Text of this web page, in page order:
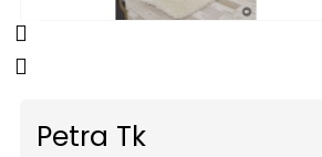
Petra Tk